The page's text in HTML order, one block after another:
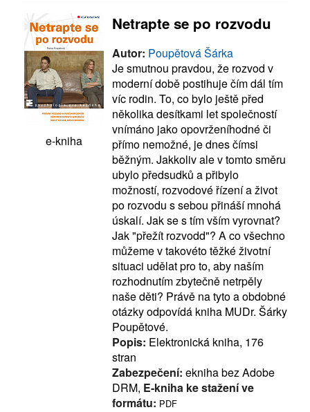
e-kniha
Netrapte se po rozvodu
Autor: Poupětová Šárka
Je smutnou pravdou, že rozvod v
moderní době postihuje čím dál tím
víc rodin. To, co bylo ještě před
několika desítkami let společností
vnímáno jako opovrženíhodné či
přímo nemožné, je dnes čímsi
běžným. Jakkoliv ale v tomto směru
ubylo předsudků a přibylo
možností, rozvodové řízení a život
po rozvodu s sebou přináší mnohá
úskalí. Jak se s tím vším vyrovnat?
Jak "přežít rozvodd"? A co všechno
můžeme v takovéto těžké životní
situaci udělat pro to, aby naším
rozhodnutím zbytečně netrpěly
naše děti? Právě na tyto a obdobné
otázky odpovídá kniha MUDr. Šárky
Poupětové.
Popis: Elektronická kniha, 176
stran
Zabezpečení: ekniha bez Adobe
DRM, E-kniha ke stažení ve
formátu: PDF